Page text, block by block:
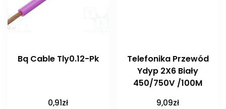
Bq Cable Tly0.12-Pk
0,91zł
Telefonika Przewód
Ydyp 2X6 Biały
450/750V /100M
9,09zł